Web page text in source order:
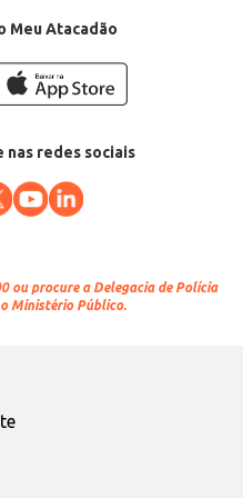
Meu Atacadão
nas redes sociais
ou procure a Delegacia de Polícia
Ministério Público.